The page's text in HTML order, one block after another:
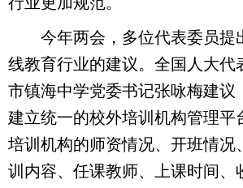
今年两会，多位代表委员提
线教育行业的建议。全国人大代
市镇海中学党委书记张咏梅建议
建立统一的校外培训机构管理平
培训机构的师资情况、开班情况
训内容、任课教师、上课时间、